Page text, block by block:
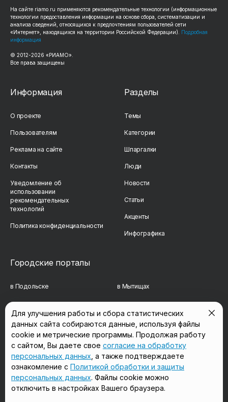
На сайте riamo.ru применяются рекомендательные технологии (информационные
технологии предоставления информации на основе сбора, систематизации и
анализа сведений, относящихся к предпочтениям пользователей сети
«Интернет», находящихся на территории Российской Федерации). Подробная
информация
© 2012-2026 «РИАМО».
Все права защищены
Информация
О проекте
Пользователям
Реклама на сайте
Контакты
Уведомление об
использовании
рекомендательных
технологий
Политика конфиденциальности
Разделы
Темы
Категории
Шпаргалки
Люди
Новости
Статьи
Акценты
Инфографика
Городские порталы
в Подольске в Мытищах
в Сергиевом Посаде в Люберцах
в Красногорске в Королёве
в Домодедово в Щёлково
Мы в соцсетях
Для улучшения работы и сбора статистических
данных сайта собираются данные, используя файлы
cookie и метрические программы. Продолжая работу
с сайтом, Вы даете свое согласие на обработку
персональных данных , а также подтверждаете
ознакомление с Политикой обработки и защиты
персональных данных. Файлы cookie можно
отключить в настройках Вашего браузера.